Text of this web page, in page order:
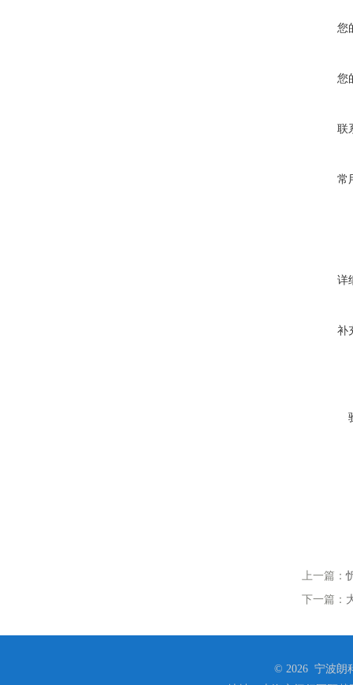
您
您
联
常
详
补
上一篇：
下一篇：
© 2026 宁波朗